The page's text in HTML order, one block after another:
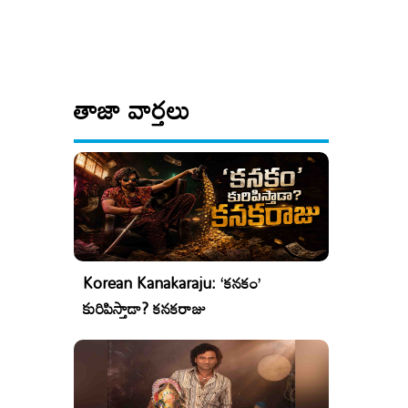
తాజా వార్తలు
Korean Kanakaraju: ‘కనకం’
కురిపిస్తాడా? కనకరాజు